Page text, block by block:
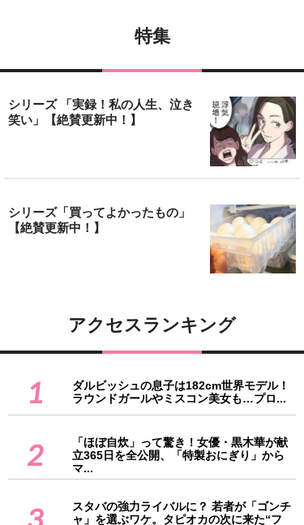
特集
シリーズ 「実録！私の人生、泣き
笑い」【絶賛更新中！】
シリーズ「買ってよかったもの」
【絶賛更新中！】
アクセスランキング
1
ダルビッシュの息子は182cm世界モデル！
ラウンドガールやミスコン美女も…プロ...
2
「ほぼ自炊」って驚き！女優・黒木華が献
立365日を全公開、「特製おにぎり」から
マ...
スタバの強力ライバルに？ 若者が「ゴンチ
ャ」を選ぶワケ。タピオカの次に来た“フ